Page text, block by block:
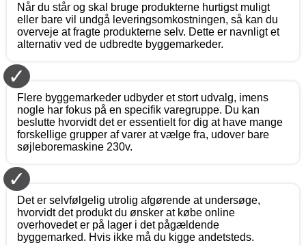
Når du står og skal bruge produkterne hurtigst muligt
eller bare vil undgå leveringsomkostningen, så kan du
overveje at fragte produkterne selv. Dette er navnligt et
alternativ ved de udbredte byggemarkeder.
✓
Flere byggemarkeder udbyder et stort udvalg, imens
nogle har fokus på en specifik varegruppe. Du kan
beslutte hvorvidt det er essentielt for dig at have mange
forskellige grupper af varer at vælge fra, udover bare
søjleboremaskine 230v.
✓
Det er selvfølgelig utrolig afgørende at undersøge,
hvorvidt det produkt du ønsker at købe online
overhovedet er på lager i det pågældende
byggemarked. Hvis ikke må du kigge andetsteds.